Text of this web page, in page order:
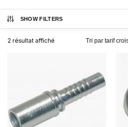
SHOW FILTERS
2 résultat affiché